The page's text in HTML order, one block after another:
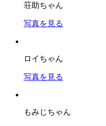
荘助ちゃん
写真を見る
ロイちゃん
写真を見る
もみじちゃん